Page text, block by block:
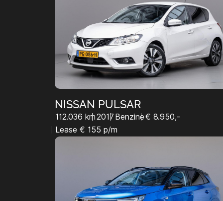
NISSAN PULSAR
112.036 km2017 Benzine€ 8.950,-
Lease € 155 p/m